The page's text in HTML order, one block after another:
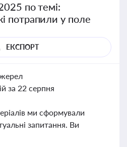
по темі:
потрапили у поле
ЕКСПОРТ
за 22 серпня
ми сформували
запитання. Ви